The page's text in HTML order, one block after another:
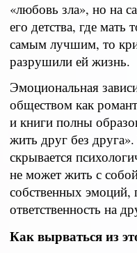
«любовь зла», но на
его детства, где мать
самым лучшим, то
разрушили ей жизнь.
Эмоциональная
обществом как
и книги полны
жить друг без
скрывается
не может жить с
собственных эмоций,
ответственность на
Как вырваться из